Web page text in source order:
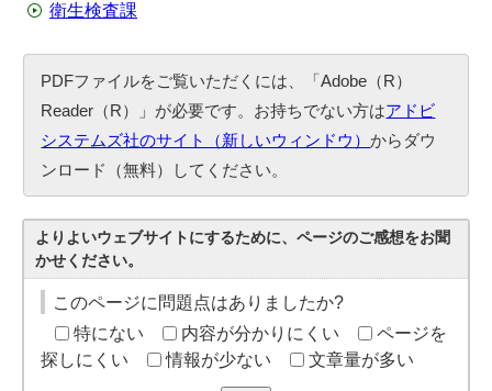
衛生検査課
PDFファイルをご覧いただくには、「Adobe（R）
Reader（R）」が必要です。お持ちでない方はアドビ
システムズ社のサイト（新しいウィンドウ）からダウ
ンロード（無料）してください。
よりよいウェブサイトにするために、ページのご感想をお聞
かせください。
このページに問題点はありましたか?
特にない
内容が分かりにくい
ページを
探しにくい
情報が少ない 文章量が多い